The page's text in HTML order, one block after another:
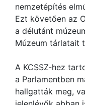
nemzetépítés
Ezt követően az
a délutánt
Múzeum tárlatait
A KCSSZ-hez
a Parlamentben
hallgatták meg,